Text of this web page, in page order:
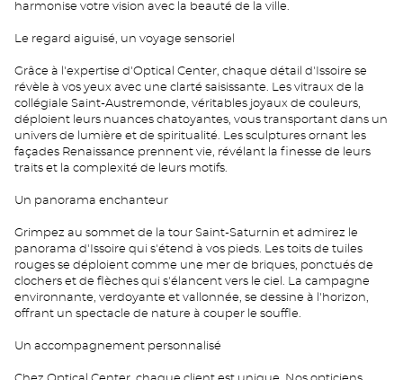
harmonise votre vision avec la beauté de la ville.
Le regard aiguisé, un voyage sensoriel
Grâce à l'expertise d'Optical Center, chaque détail d'Issoire se
révèle à vos yeux avec une clarté saisissante. Les vitraux de la
collégiale Saint-Austremonde, véritables joyaux de couleurs,
déploient leurs nuances chatoyantes, vous transportant dans un
univers de lumière et de spiritualité. Les sculptures ornant les
façades Renaissance prennent vie, révélant la finesse de leurs
traits et la complexité de leurs motifs.
Un panorama enchanteur
Grimpez au sommet de la tour Saint-Saturnin et admirez le
panorama d'Issoire qui s'étend à vos pieds. Les toits de tuiles
rouges se déploient comme une mer de briques, ponctués de
clochers et de flèches qui s'élancent vers le ciel. La campagne
environnante, verdoyante et vallonnée, se dessine à l'horizon,
offrant un spectacle de nature à couper le souffle.
Un accompagnement personnalisé